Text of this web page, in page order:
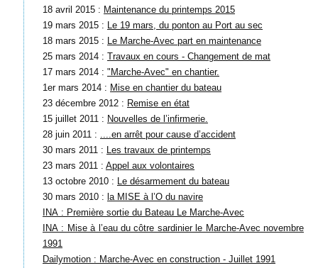
18 avril 2015 : Maintenance du printemps 2015
19 mars 2015 :
Le 19 mars, du ponton au Port au sec
18 mars 2015 :
Le Marche-Avec part en maintenance
25 mars 2014 : Travaux en cours - Changement de mat
17 mars 2014 : "Marche-Avec" en chantier.
1er mars 2014 : Mise en chantier du bateau
23 décembre 2012 : Remise en état
15 juillet 2011 : Nouvelles de l’infirmerie.
28 juin 2011 :
....en arrêt pour cause d’accident
30 mars 2011 :
Les travaux de printemps
23 mars 2011 : Appel aux volontaires
13 octobre 2010 :
Le désarmement du bateau
30 mars 2010 : la MISE à l’O du navire
INA : Première sortie du Bateau Le Marche-Avec
INA : Mise à l’eau du côtre sardinier le Marche-Avec novembre
1991
Dailymotion : Marche-Avec en construction - Juillet 1991